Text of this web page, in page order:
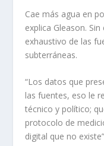
Cae más agua en
explica Gleason.
exhaustivo de las
subterráneas.
“Los datos que
las fuentes, eso le
técnico y político;
protocolo de
digital que no